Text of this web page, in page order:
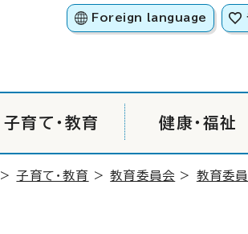
Foreign language
子育て・教育 健康・福祉
>子育て・教育 >教育委員会 > 教育委